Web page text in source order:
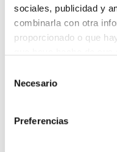
sociales, publicidad y
combinarla con otra
proporcionado o que
Necesario
Preferencias
31/07/2026
CARTA DEL
REFORMA DE LAS
PASARELA AL RETA
EL COLEGIO
DE CASOS
TRÁFICO SUPRIME